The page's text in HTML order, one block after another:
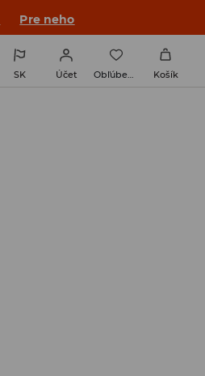
Pre neho
SK Účet Obľúbené Košík